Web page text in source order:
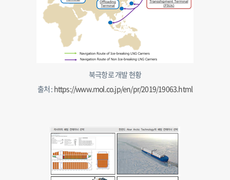
북극항로 개발 현황
출처 : https://www.mol.co.jp/en/pr/2019/19063.html